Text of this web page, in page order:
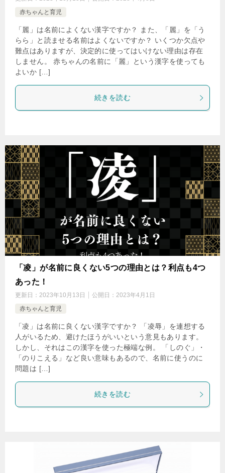
赤ちゃんと育児
「麗」は名前によくない漢字ですか？ また、「麗」を「う
らら」と読ませる名前はよくないですか？ いくつか欠点や
難点はありますが、決定的に使ってはいけない理由は存在
しません。 赤ちゃんの名前に「麗」という漢字を使っても
よいか […]
続きを読む
「凌」が名前に良くない5つの理由とは？利点も4つ
あった！
更新日： 2023年10月13日 公開日： 2023年4月1日
赤ちゃんと育児
「凌」は名前に良くない漢字ですか？ 「凌辱」を連想する
人がいるため、避けたほうがいいという意見もあります。
しかし、それはこの漢字を使った極端な例。 「しのぐ」・
「のりこえる」など良い意味もあるので、名前に使うのに
問題は […]
続きを読む